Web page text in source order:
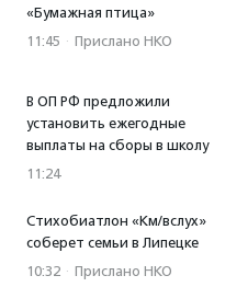
«Бумажная птица»
11:45 · Прислано НКО
В ОП РФ предложили
установить ежегодные
выплаты на сборы в школу
11:24
Стихобиатлон «Км/вслух»
соберет семьи в Липецке
10:32 · Прислано НКО